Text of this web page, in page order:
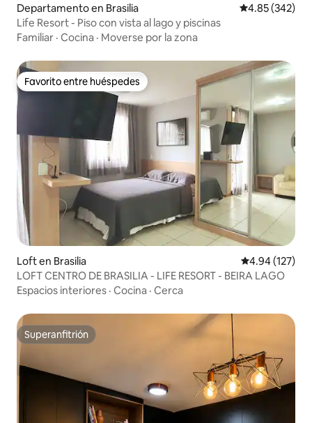
Departamento en Brasilia Calificación
4.85 (342)
Life Resort - Piso con vista al lago y piscinas
Familiar · Cocina · Moverse por la zona
Favorito entre huéspedes
Favorito entre huéspedes
Loft en Brasilia Calificación
4.94 (127)
LOFT CENTRO DE BRASILIA - LIFE RESORT - BEIRA LAGO
Espacios interiores · Cocina · Cerca
Superanfitrión
Superanfitrión